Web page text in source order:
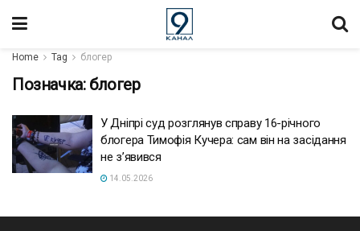
Home Tag блогер
Позначка: блогер
У Дніпрі суд розглянув справу 16-річного
блогера Тимофія Кучера: сам він на засідання
не з’явився
14.05.2026